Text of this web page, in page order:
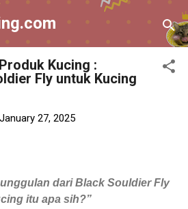
to main content
Kucing :
Fly untuk Kucing
January 27, 2025
dari Black Souldier Fly
itu apa sih?”